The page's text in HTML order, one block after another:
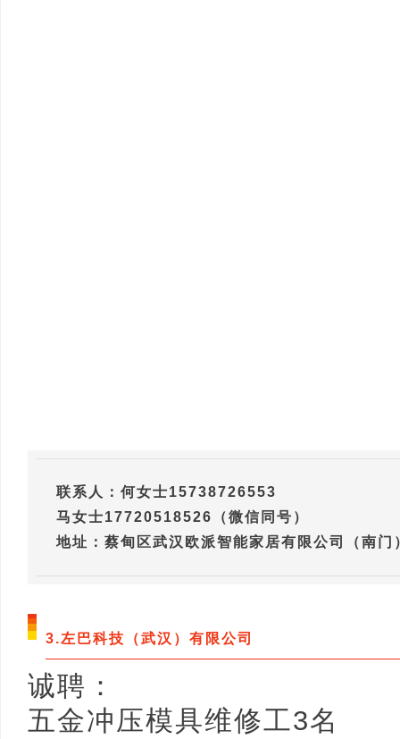
联系人：何女士15738726553
马女士17720518526（微信同号）
地址：蔡甸区武汉欧派智能家居有限公司（南门
3.左巴科技（武汉）有限公司
诚聘：
五金冲压模具维修工3名